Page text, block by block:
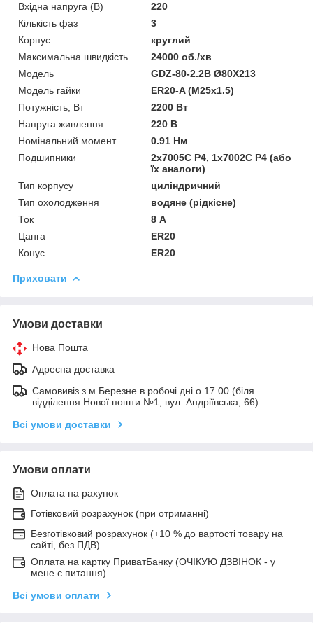
Вхідна напруга (В)
220
Кількість фаз
3
Корпус
круглий
Максимальна швидкість
24000 об./хв
Мoдель
GDZ-80-2.2B Ø80Х213
Модель гайки
ER20-A (М25х1.5)
Потужність, Вт
2200 Вт
Напруга живлення
220 В
Номінальний момент
0.91 Нм
Подшипники
2х7005C P4, 1х7002C P4 (або
їх аналоги)
Тип корпусу
циліндричний
Тип охолодження
водяне (рідкісне)
Ток
8 А
Цанга
ER20
Конус
ER20
Приховати
Умови доставки
Нова Пошта
Адресна доставка
Самовивіз з м.Березне в робочі дні о 17.00 (біля
відділення Нової пошти №1, вул. Андріївська, 66)
Всі умови доставки
Умови оплати
Оплата на рахунок
Готівковий розрахунок (при отриманні)
Безготівковий розрахунок (+10 % до вартості товару на
сайті, без ПДВ)
Оплата на картку ПриватБанку (ОЧІКУЮ ДЗВІНОК - у
мене є питання)
Всі умови оплати